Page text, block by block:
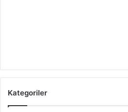
Kategoriler